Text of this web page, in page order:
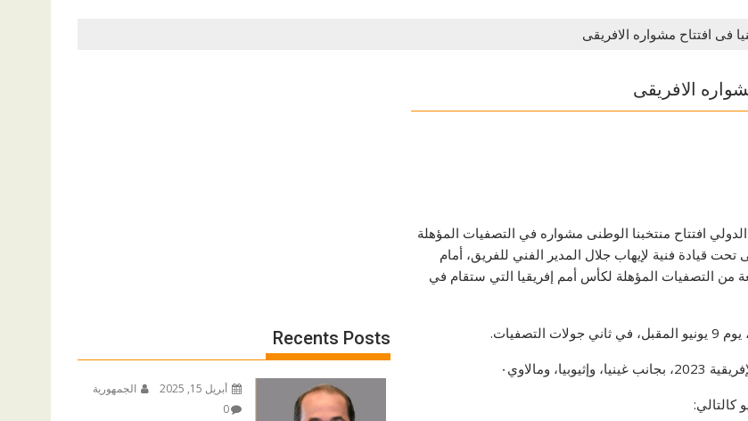
فى افتتاح مشواره الافريقى
الافريقى
افتتاح منتخبنا الوطنى مشواره في التصفيات المؤهلة
يخوض مباراته الأولى تحت قيادة فنية لإيهاب جلال المدير الفني للفريق، أمام
من التصفيات المؤهلة لكأس أمم إفريقيا التي ستقام في
ومالاوي٠
Recents Posts
أبريل 15, 2025
الجمهورية
0